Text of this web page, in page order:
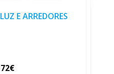
E ARREDORES